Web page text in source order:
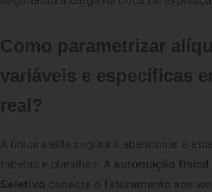
Como parametrizar
variáveis e específicas
real?
A única saída segura é abandonar a
tabelas e planilhas. A automação
Seletivo conecta o faturamento aos